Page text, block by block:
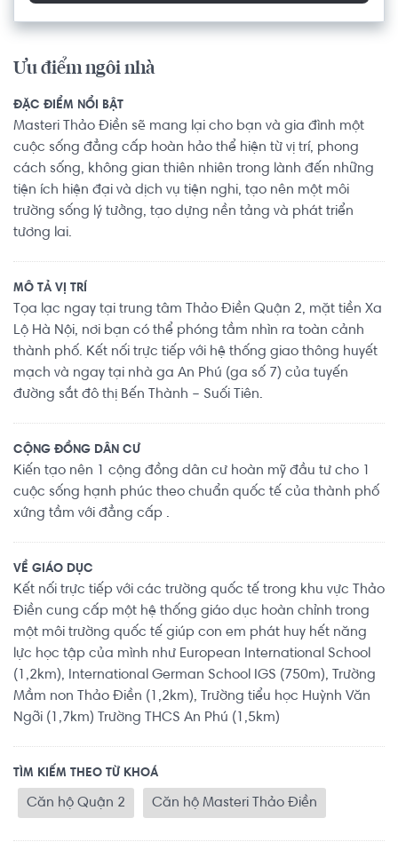
Ưu điểm ngôi nhà
ĐẶC ĐIỂM NỔI BẬT
Masteri Thảo Điền sẽ mang lại cho bạn và gia đình một
cuộc sống đẳng cấp hoàn hảo thể hiện từ vị trí, phong
cách sống, không gian thiên nhiên trong lành đến những
tiện ích hiện đại và dịch vụ tiện nghi, tạo nên một môi
trường sống lý tưởng, tạo dựng nền tảng và phát triển
tương lai.
MÔ TẢ VỊ TRÍ
Tọa lạc ngay tại trung tâm Thảo Điền Quận 2, mặt tiền Xa
Lộ Hà Nội, nơi bạn có thể phóng tầm nhìn ra toàn cảnh
thành phố. Kết nối trực tiếp với hệ thống giao thông huyết
mạch và ngay tại nhà ga An Phú (ga số 7) của tuyến
đường sắt đô thị Bến Thành – Suối Tiên.
CỘNG ĐỒNG DÂN CƯ
Kiến tạo nên 1 cộng đồng dân cư hoàn mỹ đầu tư cho 1
cuộc sống hạnh phúc theo chuẩn quốc tế của thành phố
xứng tầm với đẳng cấp .
VỀ GIÁO DỤC
Kết nối trực tiếp với các trường quốc tế trong khu vực Thảo
Điền cung cấp một hệ thống giáo dục hoàn chỉnh trong
một môi trường quốc tế giúp con em phát huy hết năng
lực học tập của mình như European International School
(1,2km), International German School IGS (750m), Trường
Mầm non Thảo Điền (1,2km), Trường tiểu học Huỳnh Văn
Ngỡi (1,7km) Trường THCS An Phú (1,5km)
TÌM KIẾM THEO TỪ KHOÁ
Căn hộ Quận 2 Căn hộ Masteri Thảo Điền